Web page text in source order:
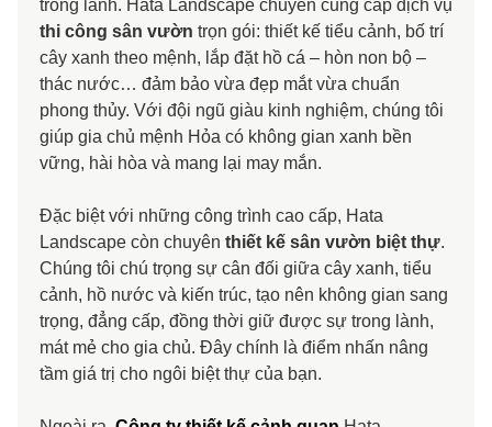
trong lành. Hata Landscape chuyên cung cấp dịch vụ
thi công sân vườn trọn gói: thiết kế tiểu cảnh, bố trí
cây xanh theo mệnh, lắp đặt hồ cá – hòn non bộ –
thác nước… đảm bảo vừa đẹp mắt vừa chuẩn
phong thủy. Với đội ngũ giàu kinh nghiệm, chúng tôi
giúp gia chủ mệnh Hỏa có không gian xanh bền
vững, hài hòa và mang lại may mắn.
Đặc biệt với những công trình cao cấp, Hata
Landscape còn chuyên thiết kế sân vườn biệt thự.
Chúng tôi chú trọng sự cân đối giữa cây xanh, tiểu
cảnh, hồ nước và kiến trúc, tạo nên không gian sang
trọng, đẳng cấp, đồng thời giữ được sự trong lành,
mát mẻ cho gia chủ. Đây chính là điểm nhấn nâng
tầm giá trị cho ngôi biệt thự của bạn.